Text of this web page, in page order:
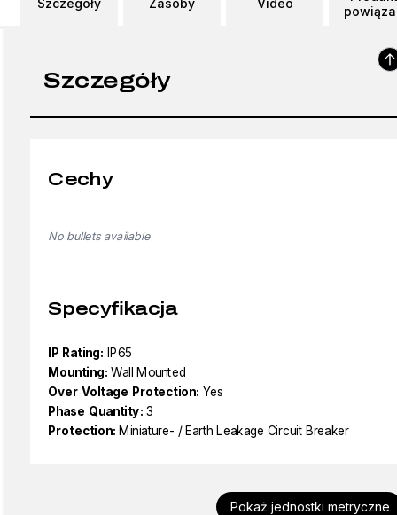
Szczegóły Zasoby Video
Szczegóły
Cechy
No bullets available
Specyfikacja
IP Rating: IP65
Mounting: Wall Mounted
Over Voltage Protection: Yes
Phase Quantity: 3
Protection: Miniature- / Earth Leakage Circuit Breaker
Pokaż jednostki metryczne